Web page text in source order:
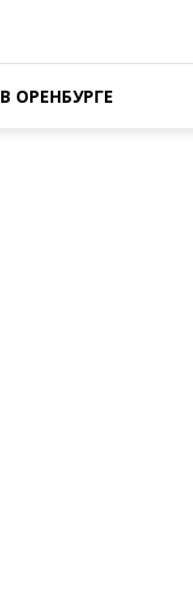
В ОРЕНБУРГЕ